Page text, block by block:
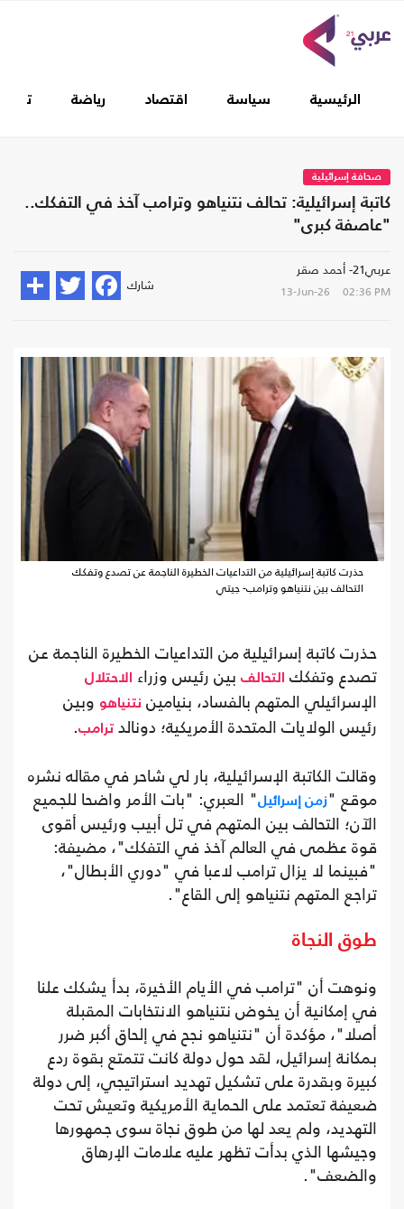
الرئيسية سياسة اقتصاد رياضة
صحافة إسرائيلية
كاتبة إسرائيلية: تحالف نتنياهو وترامب آخذ في التفكك..
"عاصفة كبرى"
عربي21- أحمد صقر
13-Jun-26 02:36 PM شارك
حذرت كاتبة إسرائيلية من التداعيات الخطيرة الناجمة عن تصدع وتفكك
التحالف بين نتنياهو وترامب- جيتي
حذرت كاتبة إسرائيلية من التداعيات الخطيرة الناجمة عن
تصدع وتفكك التحالف بين رئيس وزراء الاحتلال
الإسرائيلي المتهم بالفساد، بنيامين نتنياهو وبين
رئيس الولايات المتحدة الأمريكية؛ دونالدترامب.
وقالت الكاتبة الإسرائيلية، بار لي شاحر في مقاله نشره
موقع "زمن إسرائيل" العبري: "بات الأمر واضحا للجميع
الآن؛ التحالف بين المتهم في تل أبيب ورئيس أقوى
قوة عظمى في العالم آخذ في التفكك"، مضيفة:
"فبينما لا يزال ترامب لاعبا في "دوري الأبطال"،
تراجع المتهم نتنياهو إلى القاع".
طوق النجاة
ونوهت أن "ترامب في الأيام الأخيرة، بدأ يشكك علنا
في إمكانية أن يخوض نتنياهو الانتخابات المقبلة
أصلا"، مؤكدة أن "نتنياهو نجح في إلحاق أكبر ضرر
بمكانة إسرائيل، لقد حول دولة كانت تتمتع بقوة ردع
كبيرة وبقدرة على تشكيل تهديد استراتيجي، إلى دولة
ضعيفة تعتمد على الحماية الأمريكية وتعيش تحت
التهديد، ولم يعد لها من طوق نجاة سوى جمهورها
وجيشها الذي بدأت تظهر عليه علامات الإرهاق
والضعف".